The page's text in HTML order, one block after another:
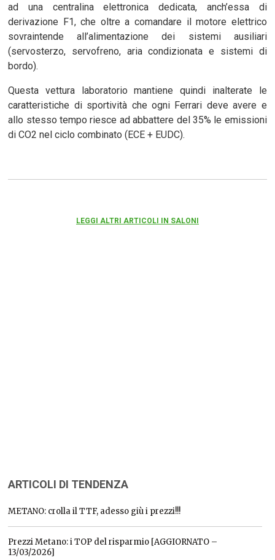
ad una centralina elettronica dedicata, anch’essa di
derivazione F1, che oltre a comandare il motore elettrico
sovraintende all’alimentazione dei sistemi ausiliari
(servosterzo, servofreno, aria condizionata e sistemi di
bordo).
Questa vettura laboratorio mantiene quindi inalterate le
caratteristiche di sportività che ogni Ferrari deve avere e
allo stesso tempo riesce ad abbattere del 35% le emissioni
di CO2 nel ciclo combinato (ECE + EUDC).
LEGGI ALTRI ARTICOLI IN SALONI
ARTICOLI DI TENDENZA
METANO: crolla il TTF, adesso giù i prezzi!!!
Prezzi Metano: i TOP del risparmio [AGGIORNATO –
13/03/2026]